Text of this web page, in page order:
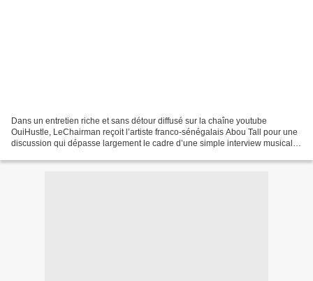
Dans un entretien riche et sans détour diffusé sur la chaîne youtube
OuiHustle, LeChairman reçoit l’artiste franco-sénégalais Abou Tall pour une
discussion qui dépasse largement le cadre d’une simple interview musicale.